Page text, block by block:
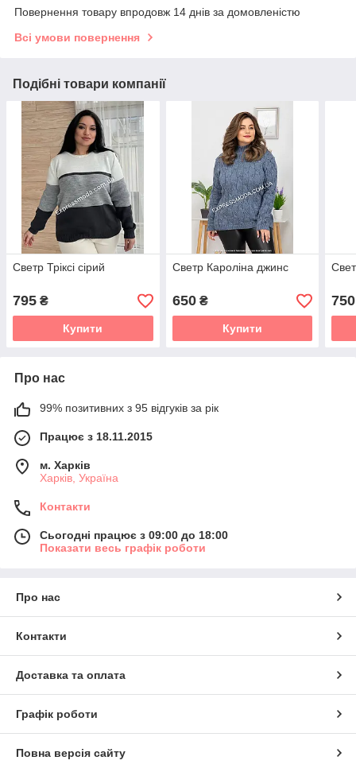
Повернення товару впродовж 14 днів за домовленістю
Всі умови повернення
Подібні товари компанії
Светр Тріксі сірий
795 ₴
Купити
Светр Кароліна джинс
650₴
Купити
750
Про нас
99% позитивних з 95 відгуків за рік
Працює з 18.11.2015
м. Харків
Харків, Україна
Контакти
Сьогодні працює з 09:00 до 18:00
Показати весь графік роботи
Про нас
Контакти
Доставка та оплата
Графік роботи
Повна версія сайту